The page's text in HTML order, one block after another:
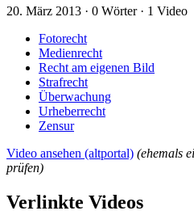
20. März 2013 · 0 Wörter · 1 Video
Fotorecht
Medienrecht
Recht am eigenen Bild
Strafrecht
Überwachung
Urheberrecht
Zensur
Video ansehen (altportal) (ehemals
prüfen)
Verlinkte Videos